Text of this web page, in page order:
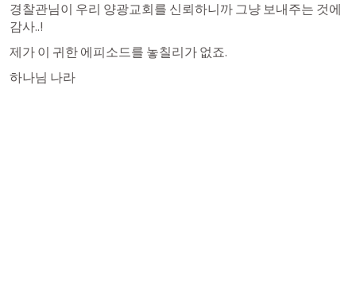
경찰관님이 우리 양광교회를 신뢰하니까 그냥 보내주는 것에
제가 이 귀한 에피소드를 놓칠리가 없죠.
하나님 나라